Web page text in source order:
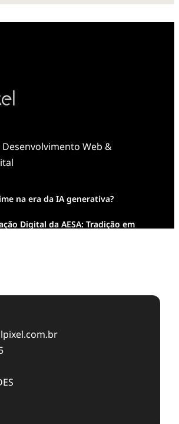
Desenvolvimento Web &
na era da IA generativa?
Digital da AESA: Tradição em